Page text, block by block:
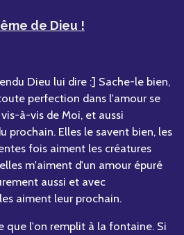
de Dieu !
Dieu lui dire :] Sache-le bien,
perfection dans l'amour se
à-vis de Moi, et aussi
prochain. Elles le savent bien, les
fois aiment les créatures
m'aiment d'un amour épuré
aussi et avec
aiment leur prochain.
que l'on remplit à la fontaine. Si